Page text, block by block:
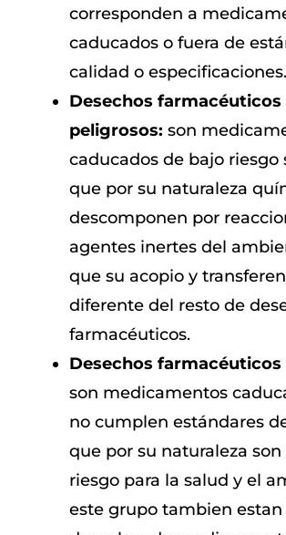
corresponden a
caducados o fuera de
calidad o especificaciones.
Desechos farmacéuticos
peligrosos: son
caducados de bajo riesgo
que por su naturaleza
descomponen por
agentes inertes del
que su acopio y
diferente del resto de
farmacéuticos.
Desechos
son medicamentos
no cumplen estándares
que por su naturaleza
riesgo para la salud y el
este grupo tambien estan